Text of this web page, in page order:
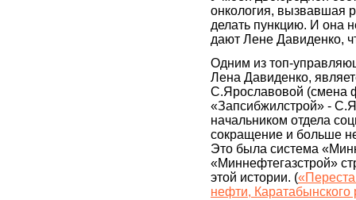
онкология, вызвавшая
делать пункцию. И она
дают Лене Давиденко,
Одним из топ-
Лена Давиденко,
С.Ярославовой (смена
«Запсибжилстрой» -
начальником отдела
сокращение и больше
Это была система
«Миннефтегазстрой»
этой истории. (
нефти, Каратабынского